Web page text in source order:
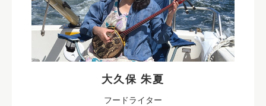
大久保 朱夏
フードライター